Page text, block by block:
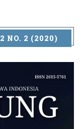
NO. 2 (2020)